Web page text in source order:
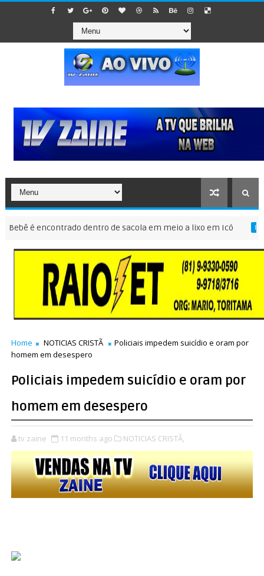
é encontrado dentro de sacola em meio a lixo em Icó
Home NOTICIAS CRISTÃ
Policiais impedem suicídio e oram por
homem em desespero
Policiais impedem suicídio e oram por
homem em desespero
tv zaine 11 months ago NOTICIAS CRISTÃ,